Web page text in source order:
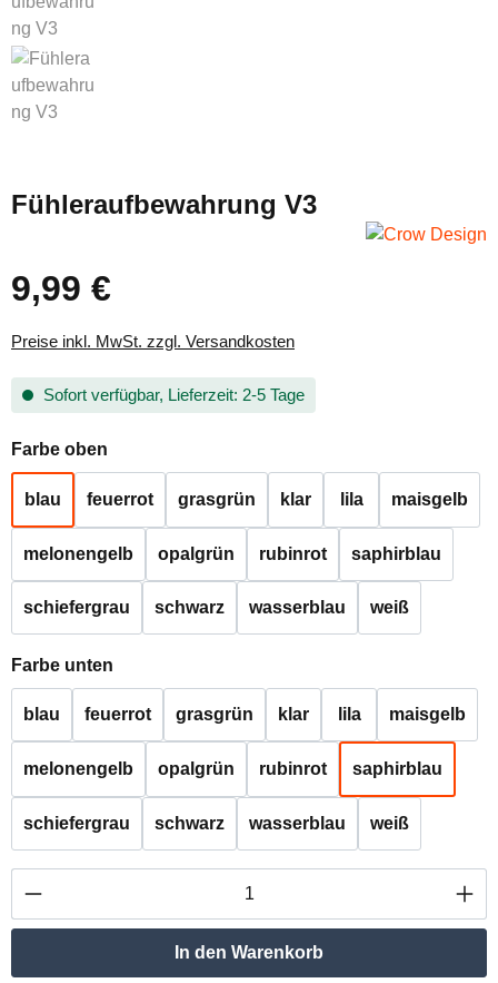
Fühleraufbewahrung V3
Regulärer Preis:
9,99 €
Preise inkl. MwSt. zzgl. Versandkosten
Sofort verfügbar, Lieferzeit: 2-5 Tage
Farbe oben
blau feuerrot grasgrün klar lila maisgelb
melonengelb opalgrün rubinrot saphirblau
schiefergrau schwarz wasserblau weiß
Farbe unten
blau feuerrot grasgrün klar lila maisgelb
melonengelb opalgrün rubinrot saphirblau
schiefergrau schwarz wasserblau weiß
Produkt Anzahl: Gib den gewünschten
In den Warenkorb